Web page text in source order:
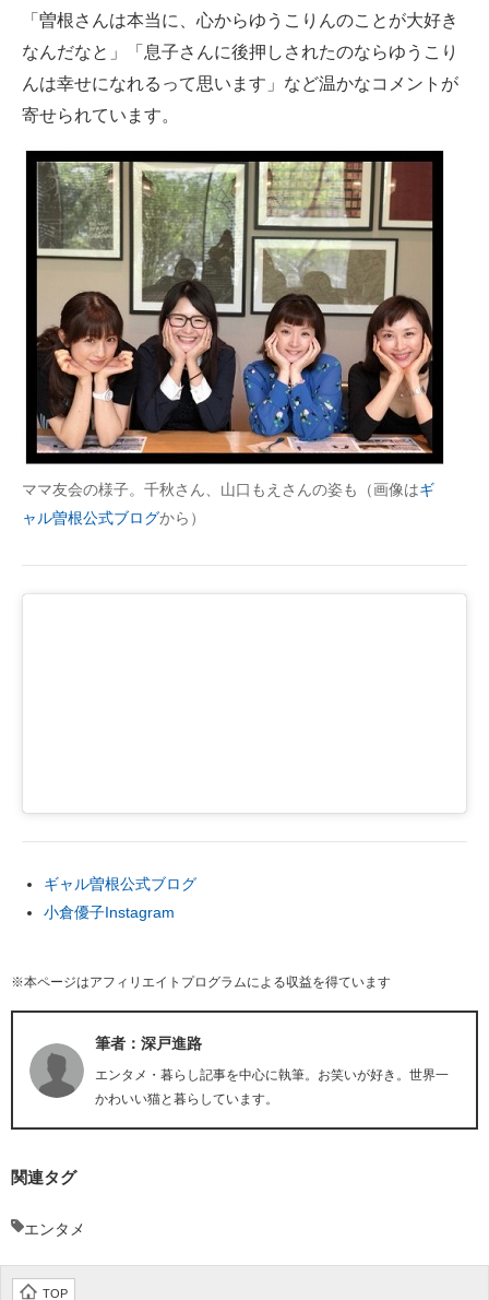
「曽根さんは本当に、心からゆうこりんのことが大好き
なんだなと」「息子さんに後押しされたのならゆうこり
んは幸せになれるって思います」など温かなコメントが
寄せられています。
ママ友会の様子。千秋さん、山口もえさんの姿も（画像はギ
ャル曽根公式ブログから）
ギャル曽根公式ブログ
小倉優子Instagram
※本ページはアフィリエイトプログラムによる収益を得ています
筆者：深戸進路
エンタメ・暮らし記事を中心に執筆。お笑いが好き。世界一
かわいい猫と暮らしています。
関連タグ
エンタメ
TOP